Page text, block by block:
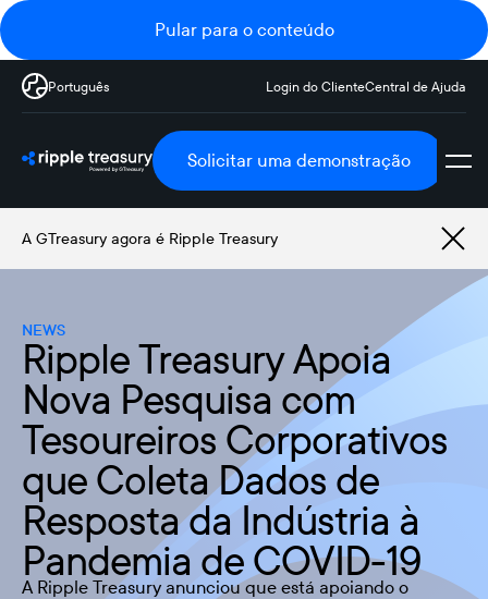
Pular para o conteúdo
Português Login do ClienteCentral de Ajuda
Solicitar uma demonstração
A GTreasury agora é Ripple Treasury
NEWS
Ripple Treasury Apoia
Nova Pesquisa com
Tesoureiros Corporativos
que Coleta Dados de
Resposta da Indústria à
Pandemia de COVID-19
A Ripple Treasury anunciou que está apoiando o